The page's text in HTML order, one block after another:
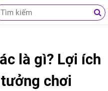
là gì? Lợi ích
chơi